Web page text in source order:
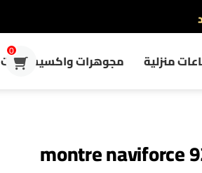
منزلية مجوهرات واكسيسوارات
0
montre naviforce